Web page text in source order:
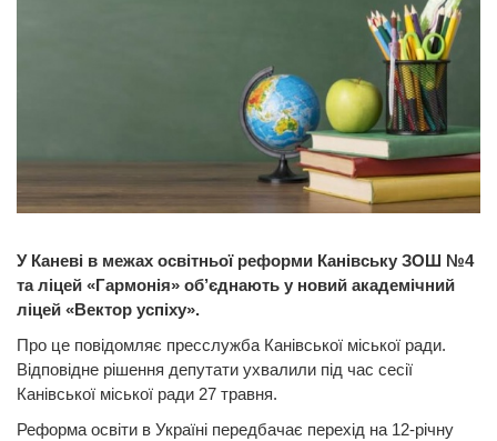
У Каневі в межах освітньої реформи Канівську ЗОШ №4
та ліцей «Гармонія» об’єднають у новий академічний
ліцей «Вектор успіху».
Про це повідомляє пресслужба Канівської міської ради.
Відповідне рішення депутати ухвалили під час сесії
Канівської міської ради 27 травня.
Реформа освіти в Україні передбачає перехід на 12-річну